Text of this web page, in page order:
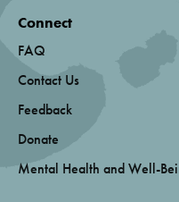
Connect
FAQ
Contact Us
Feedback
Donate
Mental Health and Well-